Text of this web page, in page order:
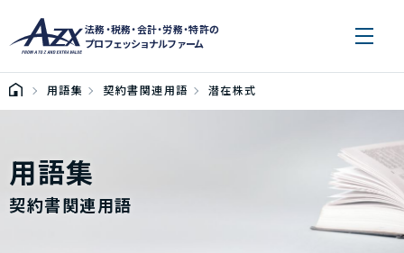
法務・税務・会計・労務・特許の
プロフェッショナルファーム
用語集 契約書関連用語 潜在株式
用語集
契約書関連用語